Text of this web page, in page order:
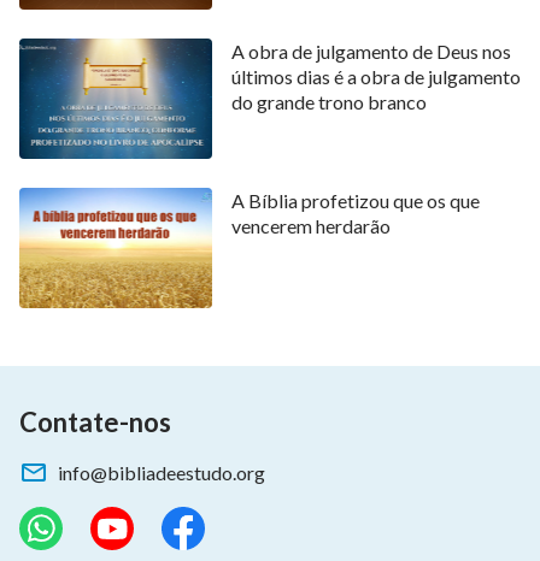
nossa chance de dar as boas-vindas à volta do Senhor.
Devemos ter clareza sobre isso.
A fé vem de ouvir, portanto apenas buscando e
caminho.
ABíbliadiz: “Logo a fé é pelo ouvir, e o ouvir pela
palavra de Cristo”(Romanos 10:17)
ouvindo o caminho podemos julgar se ele é o
verdadeiro caminho ou não, e a manifestação e obra
o Senhor Jesus realizou Sua obra, os
condenaram e difamaram amplamente e negaram que
Sua obra fosse o verdadeiro caminho; além disso, eles
A obra de julgamento de Deus nos
últimos dias é a obra de julgamento
do grande trono branco
A Bíblia profetizou que os que
vencerem herdarão
Contate-nos
info@bibliadeestudo.org